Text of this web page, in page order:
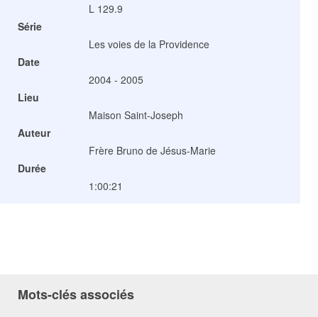
L 129.9
Série
Les voies de la Providence
Date
2004 - 2005
Lieu
Maison Saint-Joseph
Auteur
Frère Bruno de Jésus-Marie
Durée
1:00:21
Mots-clés associés